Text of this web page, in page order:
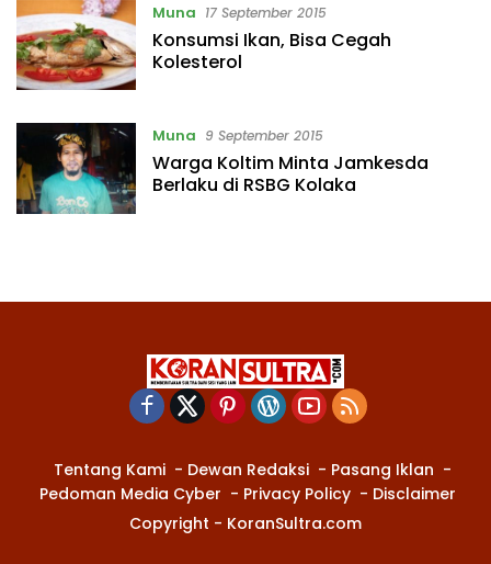
Muna 17 September 2015
Konsumsi Ikan, Bisa Cegah
Kolesterol
Muna 9 September 2015
Warga Koltim Minta Jamkesda
Berlaku di RSBG Kolaka
Tentang Kami Dewan Redaksi
Pasang Iklan
Pedoman Media Cyber
Privacy Policy
Disclaimer
Copyright - KoranSultra.com